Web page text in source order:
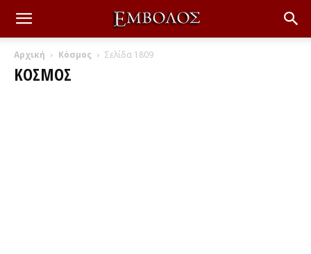
Αρχική Κόσμος Σελίδα 1809
ΚΌΣΜΟΣ